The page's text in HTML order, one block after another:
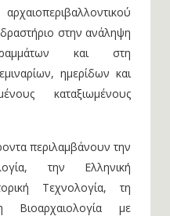
στην ανάληψη
και στη
ημερίδων και
καταξιωμένους
περιλαμβάνουν την
την Ελληνική
Τεχνολογία, τη
Βιοαρχαιολογία με